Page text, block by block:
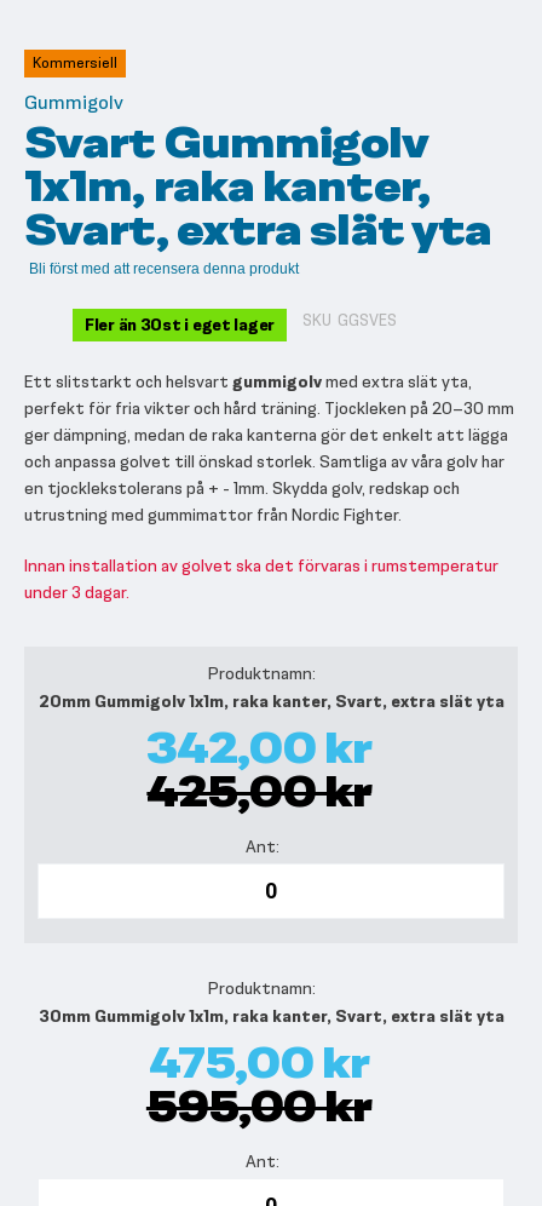
av
bildgalleriet
Kommersiell
Gummigolv
Svart Gummigolv
1x1m, raka kanter,
Svart, extra slät yta
Bli först med att recensera denna produkt
Fler än 30st i eget lager SKU GGSVES
Ett slitstarkt och helsvart gummigolvmed extra slät yta,
perfekt för fria vikter och hård träning. Tjockleken på 20–30 mm
ger dämpning, medan de raka kanterna gör det enkelt att lägga
och anpassa golvet till önskad storlek. Samtliga av våra golv har
en tjocklekstolerans på + - 1mm. Skydda golv, redskap och
utrustning med gummimattor från Nordic Fighter.
Innan installation av golvet ska det förvaras i rumstemperatur
under 3 dagar.
20mm Gummigolv 1x1m, raka kanter, Svart, extra slät yta
342,00 kr
425,00 kr
30mm Gummigolv 1x1m, raka kanter, Svart, extra slät yta
475,00 kr
595,00 kr